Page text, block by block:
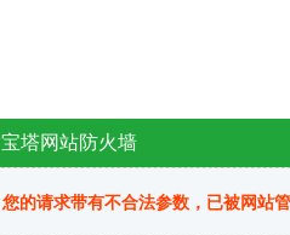
宝塔网站防火墙
您的请求带有不合法参数，已被网站